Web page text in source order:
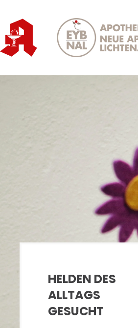
Zum Hauptinhalt springen
HELDEN DES
ALLTAGS
GESUCHT